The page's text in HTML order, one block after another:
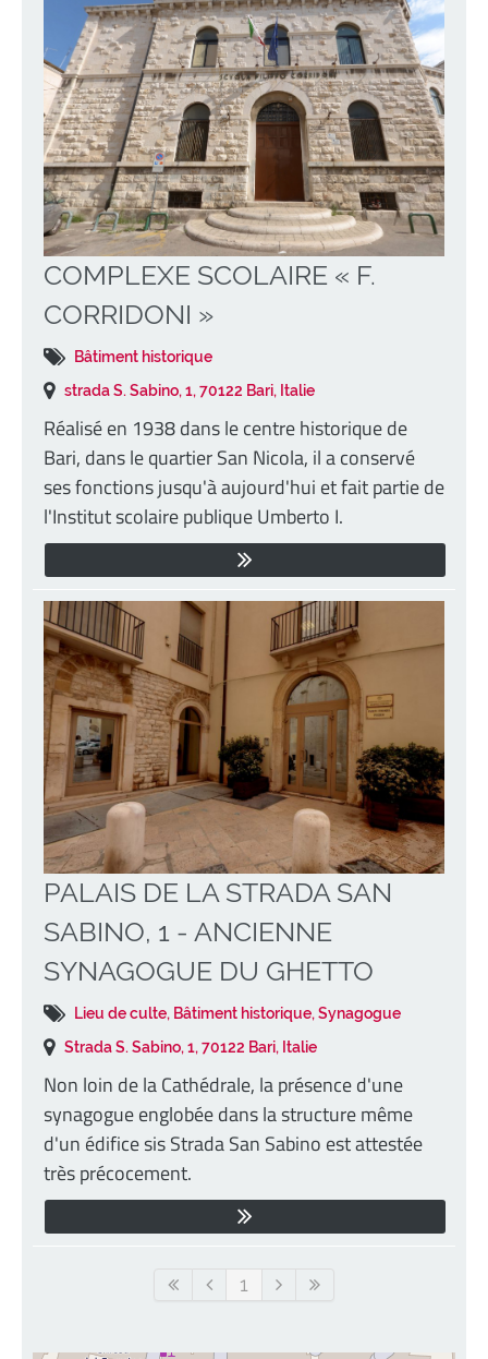
COMPLEXE SCOLAIRE « F.
CORRIDONI »
Bâtiment historique
strada S. Sabino, 1, 70122 Bari, Italie
Réalisé en 1938 dans le centre historique de
Bari, dans le quartier San Nicola, il a conservé
ses fonctions jusqu'à aujourd'hui et fait partie de
l'Institut scolaire publique Umberto I.
PALAIS DE LA STRADA SAN
SABINO, 1 - ANCIENNE
SYNAGOGUE DU GHETTO
Lieu de culte, Bâtiment historique, Synagogue
Strada S. Sabino, 1, 70122 Bari, Italie
Non loin de la Cathédrale, la présence d'une
synagogue englobée dans la structure même
d'un édifice sis Strada San Sabino est attestée
très précocement.
1